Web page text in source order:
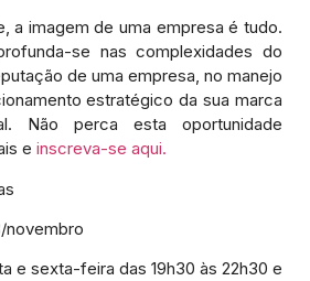
a imagem de uma empresa é tudo.
se nas complexidades do
de uma empresa, no manejo
estratégico da sua marca
Não perca esta oportunidade
e inscreva-se aqui.
novembro
e sexta-feira das 19h30 às 22h30 e